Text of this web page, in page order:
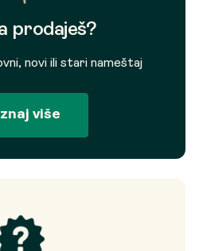
prodaješ?
novi ili stari nameštaj
više